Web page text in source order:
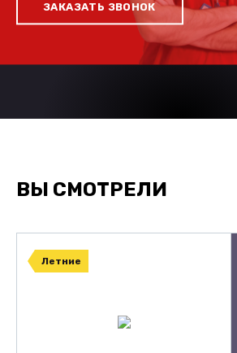
ЗАКАЗАТЬ ЗВОНОК
ВЫ СМОТРЕЛИ
Летние